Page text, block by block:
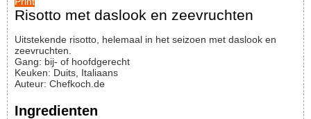
Risotto met daslook en zeevruchten
Uitstekende risotto, helemaal in het seizoen met daslook en
zeevruchten.
Gang: bij- of hoofdgerecht
Keuken: Duits, Italiaans
Auteur: Chefkoch.de
Ingredienten